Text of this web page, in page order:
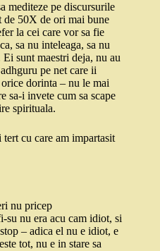
mediteze pe discursurile
de 50X de ori mai bune
la cei care vor sa fie
sa nu inteleaga, sa nu
sunt maestri deja, nu au
pe net care ii
dorinta – nu le mai
sa-i invete cum sa scape
spirituala.
cu care am impartasit
nu pricep
su nu era acu cam idiot, si
– adica el nu e idiot, e
tot, nu e in stare sa